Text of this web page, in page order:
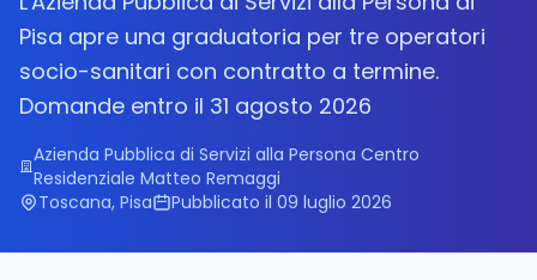
Pisa apre una graduatoria per tre operatori
socio-sanitari con contratto a termine.
Domande entro il 31 agosto 2026
Azienda Pubblica di Servizi alla Persona Centro
Residenziale Matteo Remaggi
Toscana, Pisa
Pubblicato il 09 luglio 2026